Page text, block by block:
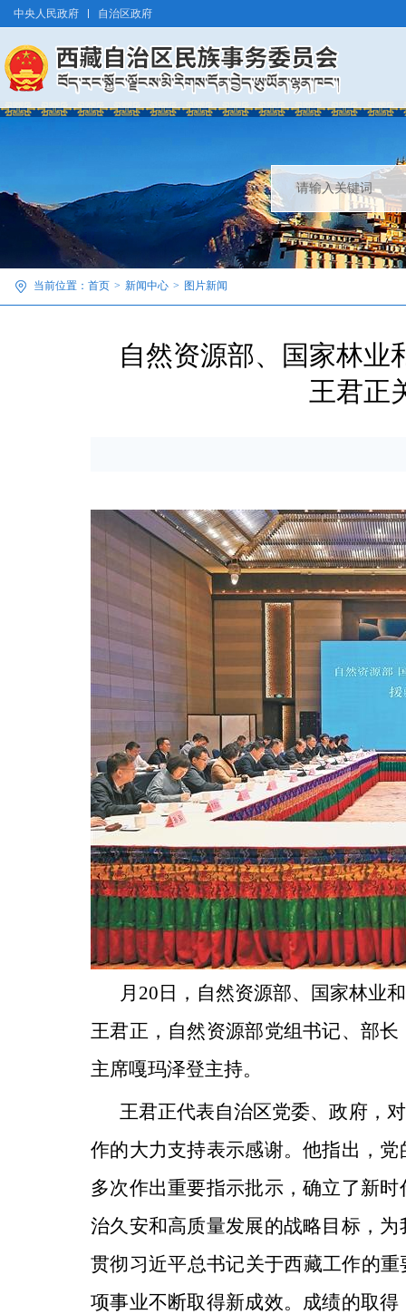
中央人民政府 自治区政府
当前位置： 首页 > 新闻中心 > 图片新闻
自然资源部、国家林业
王君正
月20日，自然资源部、国家林业
王君正，自然资源部党组书记、部
主席嘎玛泽登主持。
王君正代表自治区党委、政府，
作的大力支持表示感谢。他指出，
多次作出重要指示批示，确立了新
治久安和高质量发展的战略目标，
贯彻习近平总书记关于西藏工作的
项事业不断取得新成效。成绩的取